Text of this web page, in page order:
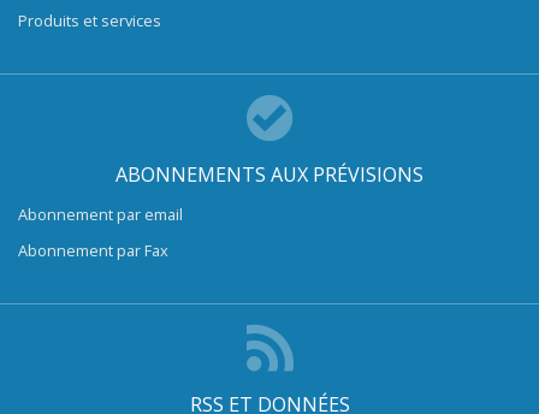
Produits et services
ABONNEMENTS AUX PRÉVISIONS
Abonnement par email
Abonnement par Fax
RSS ET DONNÉES